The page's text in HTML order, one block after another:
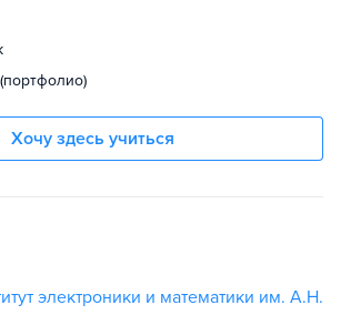
Хочу здесь учиться
электроники и математики им. А.Н.